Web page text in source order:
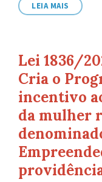
LEIA MAIS
Lei 1836/
Cria o
incentivo
da mulher